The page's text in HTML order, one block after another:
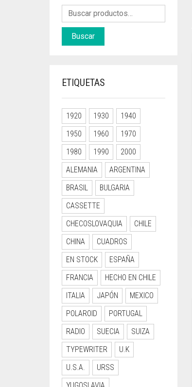
Buscar
ETIQUETAS
1920 1930
1940
1950
1960
1970
1980
1990
2000
ALEMANIA
ARGENTINA
BRASIL
BULGARIA
CASSETTE
CHECOSLOVAQUIA
CHILE
CHINA
CUADROS
EN STOCK
ESPAÑA
FRANCIA
HECHO EN CHILE
ITALIA
JAPÓN
MEXICO
POLAROID
PORTUGAL
RADIO
SUECIA
SUIZA
TYPEWRITER
U.K
U.S.A.
URSS